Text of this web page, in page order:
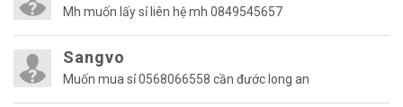
Mh muốn lấy sỉ liên hệ mh 0849545657
Sangvo
Muốn mua sỉ 0568066558 cần đước long an